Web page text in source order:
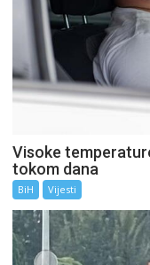
Visoke
tokom dana
BiH Vijesti